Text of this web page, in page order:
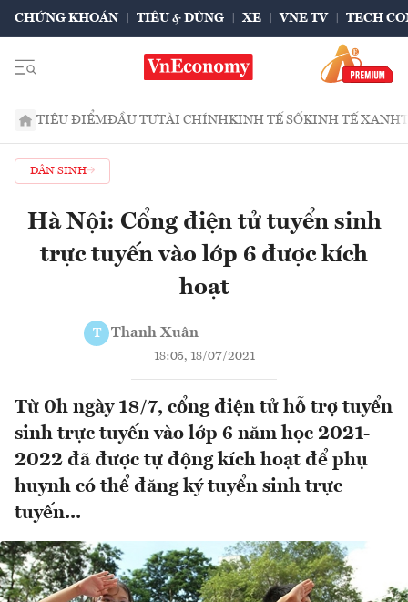
CHỨNG KHOÁN TIÊU & DÙNG XE VNE TV TECH
TIÊU ĐIỂMĐẦU TƯTÀI CHÍNHKINH TẾ SỐKINH TẾ XANH
DÂN SINH
Hà Nội: Cổng điện tử tuyển sinh
trực tuyến vào lớp 6 được kích
hoạt
T Thanh Xuân
18:05, 18/07/2021
Từ 0h ngày 18/7, cổng điện tử hỗ trợ tuyển
sinh trực tuyến vào lớp 6 năm học 2021-
2022 đã được tự động kích hoạt để phụ
huynh có thể đăng ký tuyển sinh trực
tuyến...